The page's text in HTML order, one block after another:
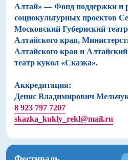
Алтай» — Фонд поддержки и
социокультурных проектов
Московский Губернский
Алтайского края,
Алтайского края и
театр кукол «Сказка».
Аккредитация:
Денис Владимирович
8 923 797 7207
skazka_kukly_rekl@mail.ru